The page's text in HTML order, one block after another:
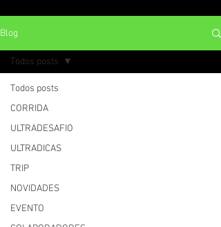
Blog
Todos posts
CORRIDA
ULTRADESAFIO
ULTRADICAS
TRIP
NOVIDADES
EVENTO
Todos posts